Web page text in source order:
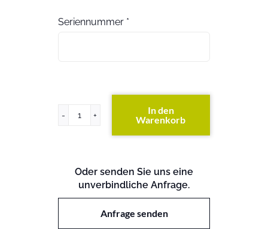
Seriennummer *
HP
EI
Switch
Menge
In den
Warenkorb
Oder senden Sie uns eine
unverbindliche Anfrage.
Anfrage senden